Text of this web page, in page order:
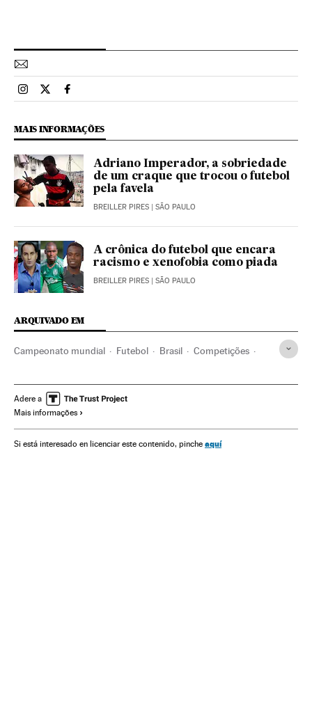
Esportes El País Brasil en Instagram
Esportes El País Brasil en Twitter
Esportes El País Brasil en Facebook
MAIS INFORMAÇÕES
Adriano Imperador, a sobriedade
de um craque que trocou o futebol
pela favela
BREILLER PIRES | SÃO PAULO
A crônica do futebol que encara
racismo e xenofobia como piada
BREILLER PIRES | SÃO PAULO
ARQUIVADO EM
Campeonato mundial Futebol Brasil Competições
América Medicina Opinião
Problemas sociais
Saúde Comunicação Copa do Mundo 2018
Adere a
Mais informações
Si está interesado en licenciar este contenido, pinche aquí